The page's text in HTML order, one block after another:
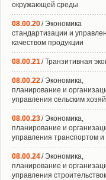
окружающей среды
08.00.20/ Экономика
стандартизации и
качеством продукции
08.00.21/ Транзитивная
08.00.22/ Экономика,
планирование и
управления сельским
08.00.23/ Экономика,
планирование и
управления транспортом и
08.00.24/ Экономика,
планирование и
управления